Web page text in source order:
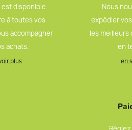
disponible
à toutes vos
accompagner
achats.
plus
Nous
expédier
les meilleurs
en
en